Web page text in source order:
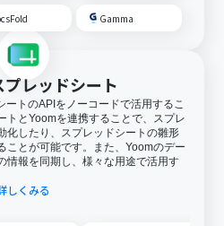
Gamma
レッドシート
トのAPIをノーコードで活用するこ
トとYoomを連携することで、スプレ
化したり、スプレッドシートの雛形
ことが可能です。また、Yoomのデー
情報を同期し、様々な用途で活用す
しくみる